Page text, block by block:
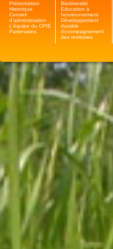
Présentation
Historique
Conseil
d'administration
L'équipe du CPIE
Partenaires
Biodiversité
Education à
l'environnement
Développement
durable
Accompagnement
des territoires